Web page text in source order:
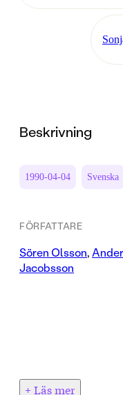
Beskrivning
1990-04-04 Svenska
FÖRFATTARE
Sören Olsson,
Jacobsson
+ Läs mer